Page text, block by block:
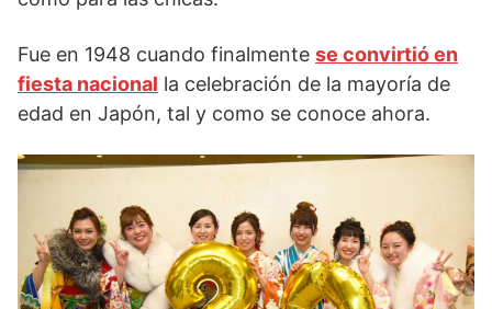
Fue en 1948 cuando finalmente se convirtió en
fiesta nacional la celebración de la mayoría de
edad en Japón, tal y como se conoce ahora.